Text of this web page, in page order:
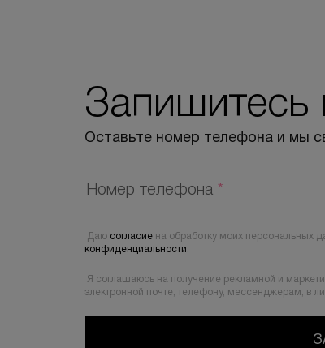
Запишитесь
Оставьте номер телефона и мы
Номер телефона *
Даю согласиена обработку моих персональных
конфиденциальности
Я соглашаюсь на получение рекламной и
электронной почте, телефону, мессенджерам, в